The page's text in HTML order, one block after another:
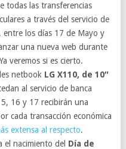
todas las transferencias
a través del servicio de
, entre los días 17 de Mayo y
una nueva web durante
veremos si es cierto.
netbook LG X110, de 10″
al servicio de banca
16 y 17 recibirán una
cada transacción económica
extensa al respecto.
el nacimiento del Día de